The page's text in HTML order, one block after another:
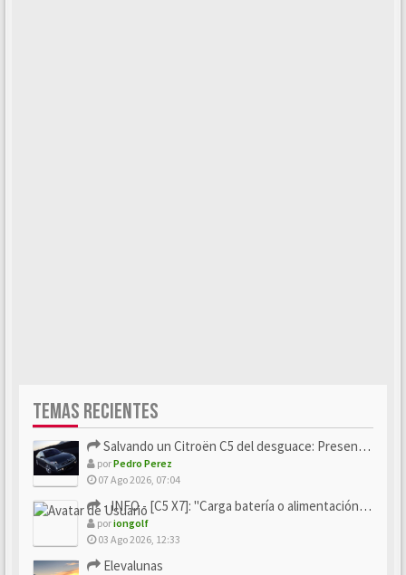
TEMAS RECIENTES
Salvando un Citroën C5 del desguace: Presentación y seguimiento
porPedro Perez
07 Ago 2026, 07:04
- INFO - [C5 X7]: "Carga batería o alimentación eléctri...
poriongolf
03 Ago 2026, 12:33
Elevalunas